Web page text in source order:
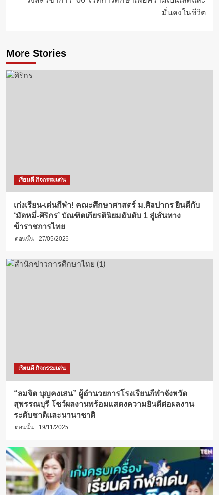
มั่นคงในชีวิต
More Stories
เรียนดี กิจกรรมเด่น
เก่งเรียน-เด่นกีฬา! คณะศึกษาศาสตร์ ม.ศิลปากร ยินดีกับ
‘มัดหมี่-ศิริกร’ บัณฑิตเกียรตินิยมอันดับ 1 สู่เส้นทาง
ข้าราชการไทย
ตอนนั้น 27/05/2026
เรียนดี กิจกรรมเด่น
“สมจิต บุญคงเสน” ผู้อำนวยการโรงเรียนกีฬาจังหวัด
สุพรรณบุรี โชว์ผลงานพร้อมแสดงความยินดีต่อผลงาน
ระดับชาติและนานาชาติ
ตอนนั้น 19/11/2025